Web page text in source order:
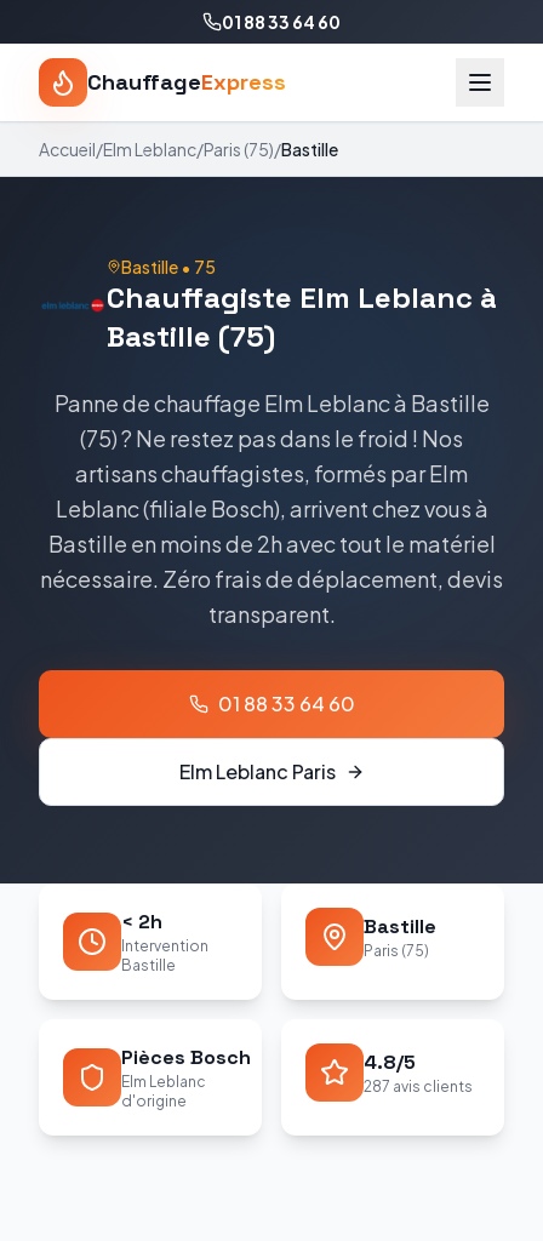
01 88 33 64 60
ChauffageExpress
Accueil/Elm Leblanc/Paris (75)/Bastille
Bastille • 75
Chauffagiste Elm Leblanc à
Bastille (75)
Panne de chauffage Elm Leblanc à Bastille
(75) ? Ne restez pas dans le froid ! Nos
artisans chauffagistes, formés par Elm
Leblanc (filiale Bosch), arrivent chez vous à
Bastille en moins de 2h avec tout le matériel
nécessaire. Zéro frais de déplacement, devis
transparent.
01 88 33 64 60
Elm Leblanc Paris
< 2h
Intervention
Bastille
Bastille
Paris (75)
Pièces Bosch
Elm Leblanc
d'origine
4.8/5
287 avis clients